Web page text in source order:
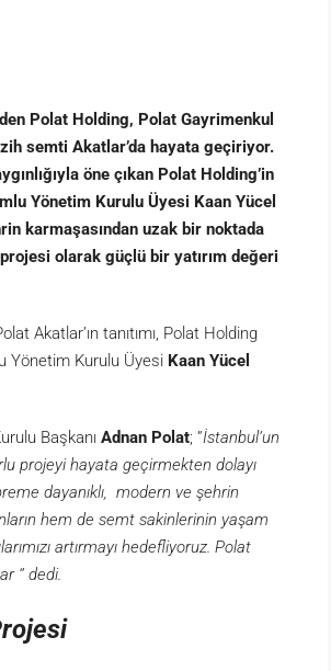
Polat Holding, Polat Gayrimenkul
semti Akatlar’da hayata geçiriyor.
öne çıkan Polat Holding’in
Yönetim Kurulu Üyesi Kaan Yücel
karmaşasından uzak bir noktada
olarak güçlü bir yatırım değeri
Akatlar’ın tanıtımı, Polat Holding
Yönetim Kurulu Üyesi Kaan Yücel
Başkanı Adnan Polat; ”İstanbul’un
projeyi hayata geçirmekten dolayı
dayanıklı, modern ve şehrin
hem de semt sakinlerinin yaşam
artırmayı hedefliyoruz. Polat
‘’ dedi.